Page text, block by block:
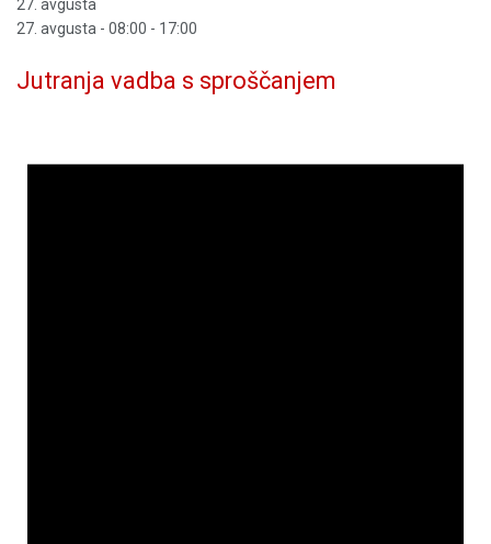
27. avgusta
27. avgusta - 08:00 - 17:00
Jutranja vadba s sproščanjem